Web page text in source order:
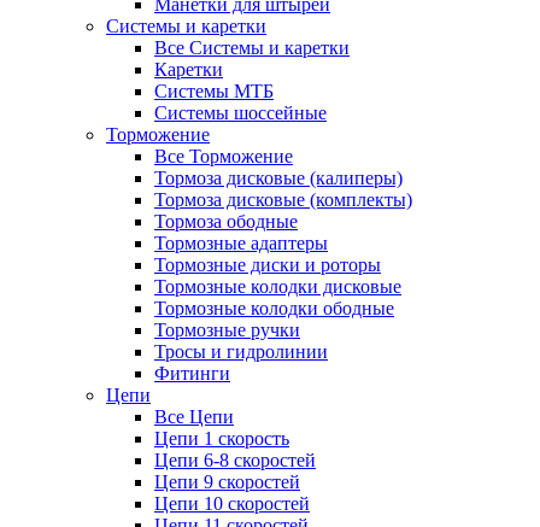
Манетки для штырей
Системы и каретки
Все Системы и каретки
Каретки
Системы МТБ
Системы шоссейные
Торможение
Все Торможение
Тормоза дисковые (калиперы)
Тормоза дисковые (комплекты)
Тормоза ободные
Тормозные адаптеры
Тормозные диски и роторы
Тормозные колодки дисковые
Тормозные колодки ободные
Тормозные ручки
Тросы и гидролинии
Фитинги
Цепи
Все Цепи
Цепи 1 скорость
Цепи 6-8 скоростей
Цепи 9 скоростей
Цепи 10 скоростей